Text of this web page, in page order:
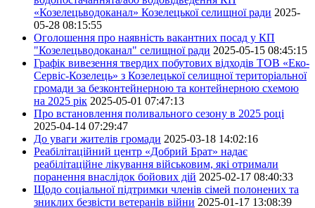
«Козелецьводоканал» Козелецької селищної ради 2025-
05-28 08:15:55
Оголошення про наявність вакантних посад у КП
"Козелецьводоканал" селищної ради 2025-05-15 08:45:15
Графік вивезення твердих побутових відходів ТОВ «Еко-
Сервіс-Козелець» з Козелецької селищної територіальної
громади за безконтейнерною та контейнерною схемою
на 2025 рік 2025-05-01 07:47:13
Про встановлення поливального сезону в 2025 році
2025-04-14 07:29:47
До уваги жителів громади 2025-03-18 14:02:16
Реабілітаційний центр «Добрий Брат» надає
реабілітаційне лікування військовим, які отримали
поранення внаслідок бойових дій 2025-02-17 08:40:33
Щодо соціальної підтримки членів сімей полонених та
зниклих безвісти ветеранів війни 2025-01-17 13:08:39